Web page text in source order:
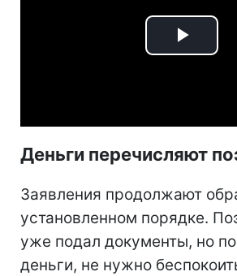
Play
Деньги перечисляют
Заявления продолжают
установленном порядке.
уже подал документы, но
деньги, не нужно